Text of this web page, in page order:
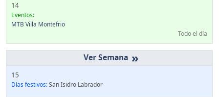
14
Eventos:
MTB Villa Montefrio
Todo el día
»
15
Días festivos:San Isidro Labrador